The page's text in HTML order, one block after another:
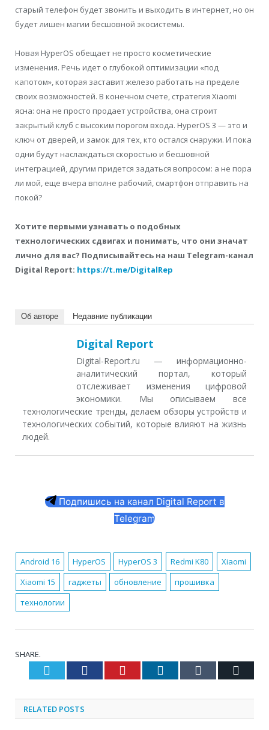
старый телефон будет звонить и выходить в интернет, но он
будет лишен магии бесшовной экосистемы.
Новая HyperOS обещает не просто косметические
изменения. Речь идет о глубокой оптимизации «под
капотом», которая заставит железо работать на пределе
своих возможностей. В конечном счете, стратегия Xiaomi
ясна: она не просто продает устройства, она строит
закрытый клуб с высоким порогом входа. HyperOS 3 — это и
ключ от дверей, и замок для тех, кто остался снаружи. И пока
одни будут наслаждаться скоростью и бесшовной
интеграцией, другим придется задаться вопросом: а не пора
ли мой, еще вчера вполне рабочий, смартфон отправить на
покой?
Хотите первыми узнавать о подобных
технологических сдвигах и понимать, что они значат
лично для вас? Подписывайтесь на наш Telegram-канал
Digital Report: https://t.me/DigitalRep
Об авторе Недавние публикации
Digital Report
Digital-Report.ru — информационно-
аналитический портал, который
отслеживает изменения цифровой
экономики. Мы описываем все
технологические тренды, делаем обзоры устройств и
технологических событий, которые влияют на жизнь
людей.
Подпишись на канал Digital Report в
Telegram
Android 16 HyperOS HyperOS 3 Redmi K80
Xiaomi
Xiaomi 15
гаджеты обновление
прошивка
технологии
SHARE.
Twitter Facebook Pinterest LinkedIn Tumblr
RELATED POSTS